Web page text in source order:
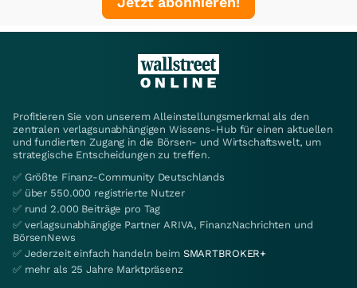
Profitieren Sie von unserem Alleinstellungsmerkmal als den
zentralen verlagsunabhängigen Wissens-Hub für einen aktuellen
und fundierten Zugang in die Börsen- und Wirtschaftswelt, um
strategische Entscheidungen zu treffen.
✅ Größte Finanz-Community Deutschlands
✅ über 550.000 registrierte Nutzer
✅ rund 2.000 Beiträge pro Tag
✅ verlagsunabhängige Partner ARIVA, FinanzNachrichten und
BörsenNews
✅ Jederzeit einfach handeln beim SMARTBROKER+
✅ mehr als 25 Jahre Marktpräsenz